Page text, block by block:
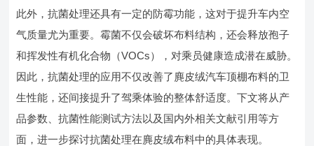
此外，抗菌处理还具有一定的防霉功能，这对于提升车内空
气质量尤为重要。霉菌不仅会破坏布料结构，还会释放孢子
和挥发性有机化合物（VOCs），对乘员健康造成潜在威胁。
因此，抗菌处理的应用不仅改善了麂皮绒汽车顶棚布料的卫
生性能，还间接提升了驾乘体验的整体舒适度。下文将从产
品参数、抗菌性能测试方法以及国内外相关文献引用等方
面，进一步探讨抗菌处理在麂皮绒布料中的具体表现。